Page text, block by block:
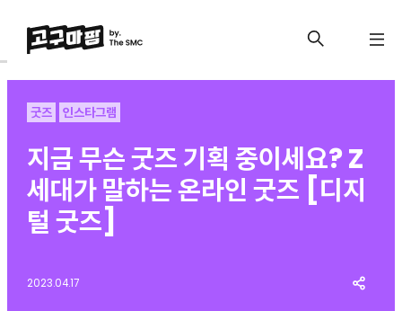
굿즈 인스타그램
지금 무슨 굿즈 기획 중이세요? Z
세대가 말하는 온라인 굿즈 [디지
털 굿즈]
2023.04.17